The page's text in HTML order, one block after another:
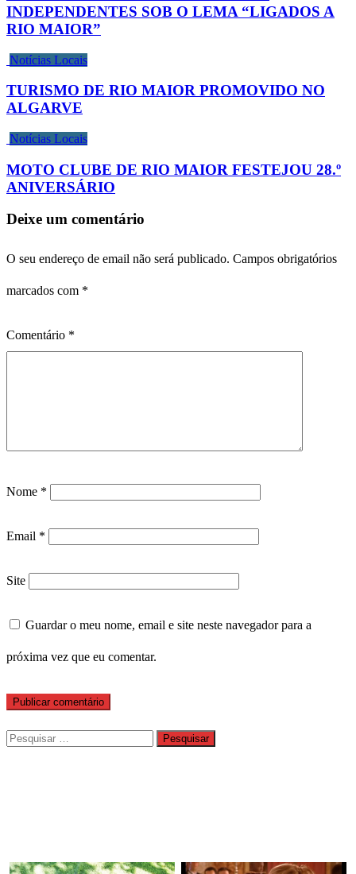
INDEPENDENTES SOB O LEMA “LIGADOS A
RIO MAIOR”
Notícias Locais
TURISMO DE RIO MAIOR PROMOVIDO NO
ALGARVE
Notícias Locais
MOTO CLUBE DE RIO MAIOR FESTEJOU 28.º
ANIVERSÁRIO
Deixe um comentário
O seu endereço de email não será publicado. Campos obrigatórios
marcados com *
Comentário *
Nome *
Email *
Site
Guardar o meu nome, email e site neste navegador para a
próxima vez que eu comentar.
Pesquisar
por: